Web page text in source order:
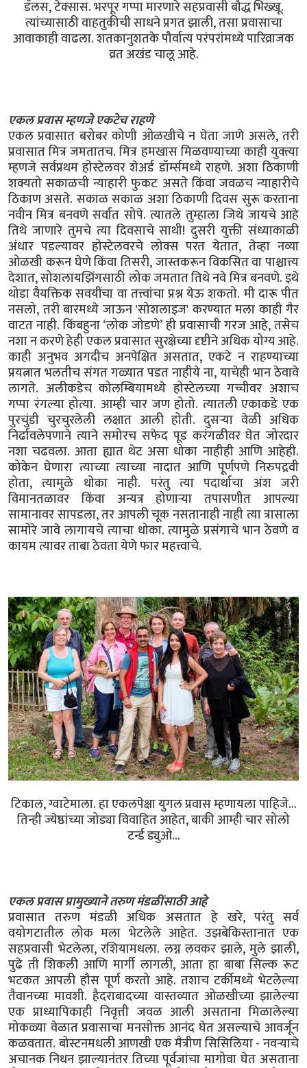
डॅलस, टेक्सास. भरपूर गप्पा मारणारे सहप्रवासी बौद्ध भिख्खू.
त्यांच्यासाठी वाहतुकीची साधने प्रगत झाली, तसा प्रवासाचा
आवाकाही वाढला. शतकानुशतके पौर्वात्य परंपरांमध्ये पारिव्राजक
व्रत अखंड चालू आहे.
एकल प्रवास म्हणजे एकटेच राहणे
एकल प्रवासात बरोबर कोणी ओळखीचे न घेता जाणे असले, तरी
प्रवासात मित्र जमतातच. मित्र हमखास मिळवण्याच्या काही युक्त्या
म्हणजे सर्वप्रथम होस्टेलवर शेअर्ड डॉर्म्समध्ये राहणे. अशा ठिकाणी
शक्यतो सकाळची न्याहारी फुकट असते किंवा जवळच न्याहारीचे
ठिकाण असते. सकाळ सकाळ अशा ठिकाणी दिवस सुरू करताना
नवीन मित्र बनवणे सर्वात सोपे. त्यातले तुम्हाला जिथे जायचे आहे
तिथे जाणारे तुमचे त्या दिवसाचे साथी! दुसरी युक्ती संध्याकाळी
अंधार पडल्यावर होस्टेलवरचे लोक्स परत येतात, तेव्हा नव्या
ओळखी करून घेणे किंवा तिसरी, जास्तकरून विकसित वा पाश्चात्त्य
देशात, सोशलायझिंगसाठी लोक जमतात तिथे नवे मित्र बनवणे. इथे
थोडा वैयक्तिक सवयींचा वा तत्त्वांचा प्रश्न येऊ शकतो. मी दारू पीत
नसलो, तरी बारमध्ये जाऊन 'सोशलाइज' करण्यात मला काही गैर
वाटत नाही. किंबहुना ‘लोक जोडणे’ ही प्रवासाची गरज आहे, तसेच
नशा न करणे हेही एकल प्रवासात सुरक्षेच्या दृष्टीने अधिक योग्य आहे.
काही अनुभव अगदीच अनपेक्षित असतात, एकटे न राहण्याच्या
प्रयत्नात भलतीच संगत गळ्यात पडत नाहीये ना, याचेही भान ठेवावे
लागते. अलीकडेच कोलम्बियामध्ये होस्टेलच्या गच्चीवर अशाच
गप्पा रंगल्या होत्या. आम्ही चार जण होतो. त्यातली एकाकडे एक
पुरचुंडी चुरचुरलेली लक्षात आली होती. दुसऱ्या वेळी अधिक
निर्ढावलेपणाने त्याने समोरच सफेद पूड करंगळीवर घेत जोरदार
नशा चढवला. आता ह्यात थेट असा धोका नाहीही आणि आहेही.
कोकेन घेणारा त्याच्या त्याच्या नादात आणि पूर्णपणे निरुपद्रवी
होता, त्यामुळे धोका नाही. परंतु त्या पदार्थाचा अंश जरी
विमानतळावर किंवा अन्यत्र होणाऱ्या तपासणीत आपल्या
सामानावर सापडला, तर आपली चूक नसतानाही नाही त्या त्रासाला
सामोरे जावे लागायचे त्याचा धोका. त्यामुळे प्रसंगाचे भान ठेवणे व
कायम त्यावर ताबा ठेवता येणे फार महत्त्वाचे.
टिकाल, ग्वाटेमाला. हा एकलपेक्षा युगल प्रवास म्हणायला पाहिजे...
तिन्ही ज्येष्ठांच्या जोड्या विवाहित आहेत, बाकी आम्ही चार सोलो
टर्न्ड ड्युओ...
एकल प्रवास प्रामुख्याने तरुण मंडळींसाठी आहे
प्रवासात तरुण मंडळी अधिक असतात हे खरे, परंतु सर्व
वयोगटातील लोक मला भेटलेले आहेत. उझबेकिस्तानात एक
सहप्रवासी भेटलेला, रशियामधला. लग्न लवकर झाले, मुले झाली,
पुढे ती शिकली आणि मार्गी लागली, आता हा बाबा सिल्क रूट
भटकत आपली हौस पूर्ण करतो आहे. तशाच टर्कीमध्ये भेटलेल्या
तैवानच्या मावशी. हैदराबादच्या वास्तव्यात ओळखीच्या झालेल्या
एक प्राध्यापिकाही निवृत्ती जवळ आली असताना मिळालेल्या
मोकळ्या वेळात प्रवासाचा मनसोक्त आनंद घेत असल्याचे आवर्जून
कळवतात. बोस्टनमधली आणखी एक मैत्रीण सिसिलिया - नवऱ्याचे
अचानक निधन झाल्यानंतर तिच्या पूर्वजांचा मागोवा घेत असताना